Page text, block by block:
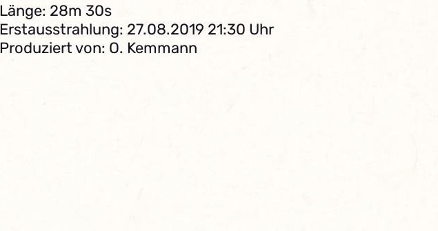
Länge: 28m 30s
Erstausstrahlung: 27.08.2019 21:30 Uhr
Produziert von: O. Kemmann